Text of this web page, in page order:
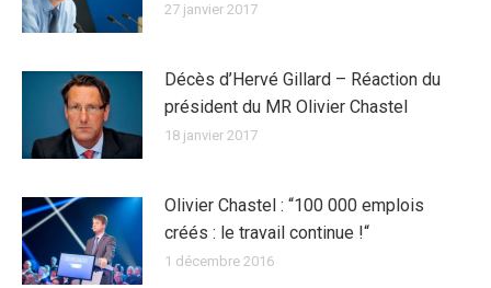
27 janvier 2017
Décès d’Hervé Gillard – Réaction du
président du MR Olivier Chastel
18 janvier 2017
Olivier Chastel : “100 000 emplois
créés : le travail continue !“
1 décembre 2016